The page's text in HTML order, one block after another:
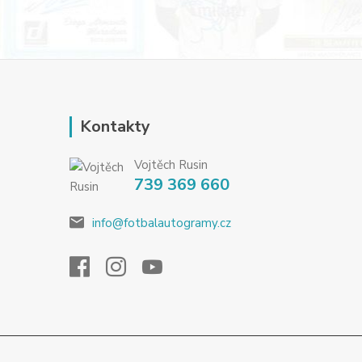
Kontakty
Vojtěch Rusin
739 369 660
info@fotbalautogramy.cz